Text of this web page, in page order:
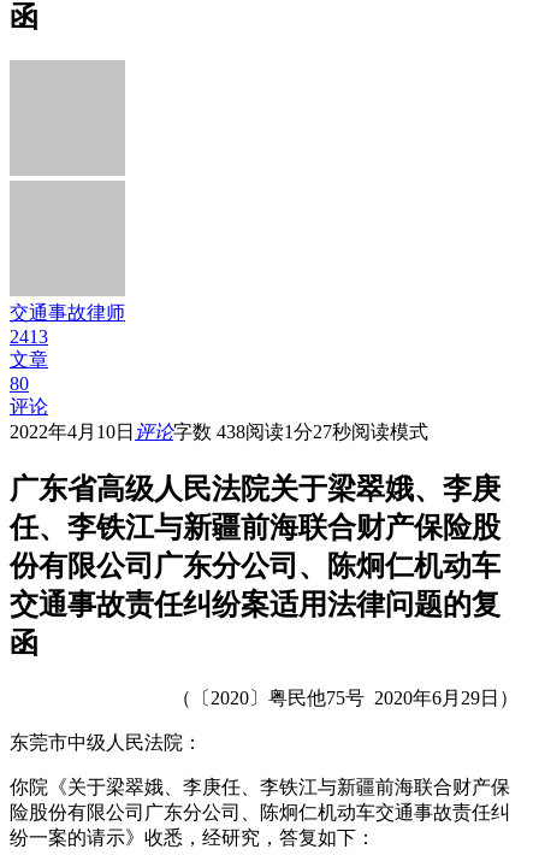
函
交通事故律师
2413
文章
80
评论
2022年4月10日 评论字数 438阅读1分27秒阅读模式
广东省高级人民法院关于梁翠娥、李庚
任、李铁江与新疆前海联合财产保险股
份有限公司广东分公司、陈炯仁机动车
交通事故责任纠纷案适用法律问题的复
函
（〔2020〕粤民他75号 2020年6月29日）
东莞市中级人民法院：
你院《关于梁翠娥、李庚任、李铁江与新疆前海联合财产保
险股份有限公司广东分公司、陈炯仁机动车交通事故责任纠
纷一案的请示》收悉，经研究，答复如下：